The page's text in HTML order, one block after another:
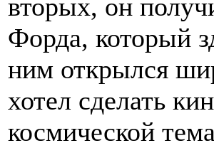
вторых, он
Форда, который
ним открылся
хотел сделать
космической